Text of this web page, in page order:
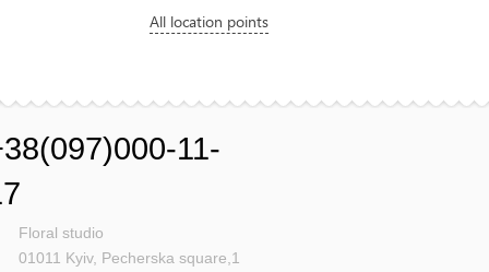
All location points
11-
Floral studio
01011 Kyiv, Pecherska square,1